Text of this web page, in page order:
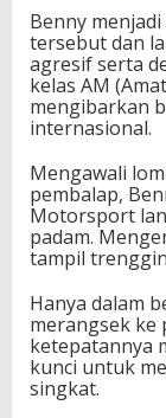
Benny
tersebut dan
agresif serta
kelas AM
mengibarkan
internasional.
Mengawali
pembalap,
Motorsport
padam.
tampil
Hanya dalam
merangsek ke
ketepatannya
kunci untuk
singkat.